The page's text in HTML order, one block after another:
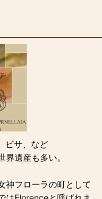
ピサ、など
遺産も多い。
神フローラの町として